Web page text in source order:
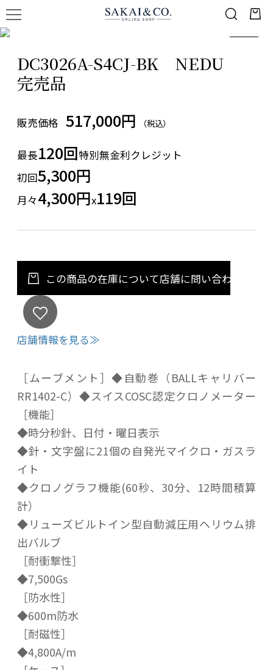
DC3026A-S4CJ-BK NEDU
完売品
販売価格 517,000円 （税込）
最長120回特別無金利クレジット
初回5,300円
月々4,300円x119回
この商品の在庫について店舗に問い合わせる
店舗情報を見る≫
［ムーブメント］◆自動巻（BALLキャリバー
RR1402-C）◆スイスCOSC認定クロノメーター
［機能］
◆時分秒針、日付・曜日表示
◆針・文字盤に21個の自発光マイクロ・ガスラ
イト
◆クロノグラフ機能(60秒、30分、12時間積算
計）
◆リューズビルトイン型自動減圧用ヘリウム排
出バルブ
［耐衝撃性］
◆7,500Gs
［防水性］
◆600m防水
［耐磁性］
◆4,800A/m